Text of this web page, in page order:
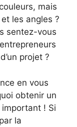
mais
les angles ?
sentez-vous
projet ?
en vous
obtenir un
! Si
la